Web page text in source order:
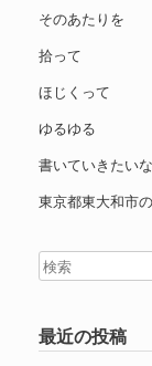
そのあたりを
拾って
ほじくって
ゆるゆる
書いていきたい
東京都東大和市
最近の投稿